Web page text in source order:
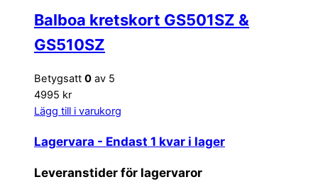
Balboa kretskort GS501SZ &
GS510SZ
Betygsatt 0 av 5
4995 kr
Lägg till i varukorg
Lagervara - Endast 1 kvar i lager
Leveranstider för lagervaror